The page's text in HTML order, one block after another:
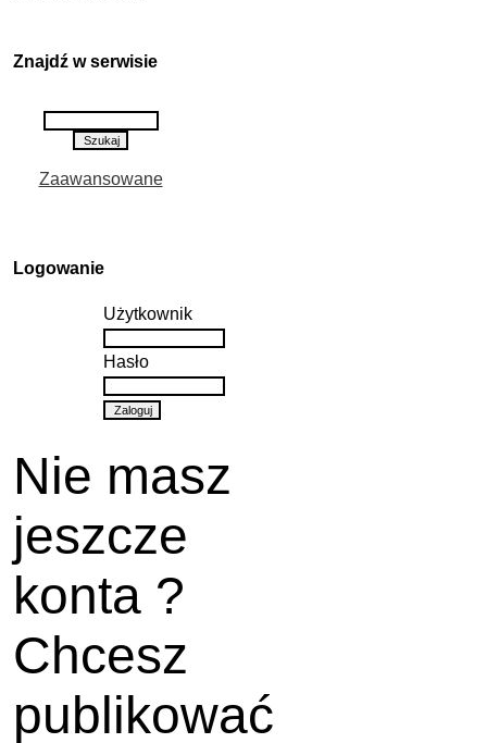
Znajdź w serwisie
Zaawansowane
Logowanie
Użytkownik
Hasło
Nie masz
jeszcze
konta ?
Chcesz
publikować